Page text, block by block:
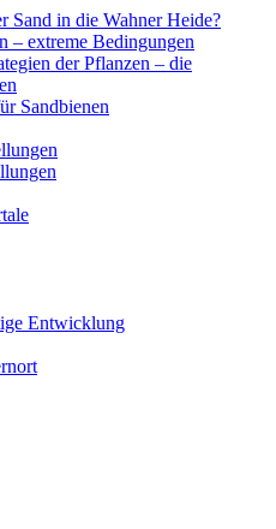
Sand in die Wahner Heide?
– extreme Bedingungen
der Pflanzen – die
Sandbienen
Entwicklung